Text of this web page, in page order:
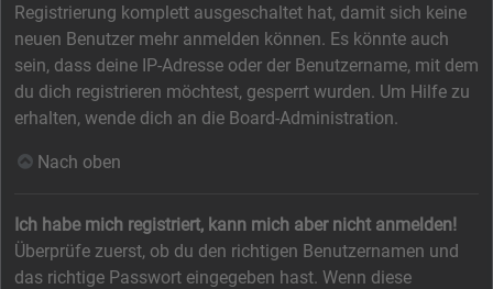
Registrierung komplett ausgeschaltet hat, damit sich keine
neuen Benutzer mehr anmelden können. Es könnte auch
sein, dass deine IP-Adresse oder der Benutzername, mit dem
du dich registrieren möchtest, gesperrt wurden. Um Hilfe zu
erhalten, wende dich an die Board-Administration.
Nach oben
Ich habe mich registriert, kann mich aber nicht anmelden!
Überprüfe zuerst, ob du den richtigen Benutzernamen und
das richtige Passwort eingegeben hast. Wenn diese